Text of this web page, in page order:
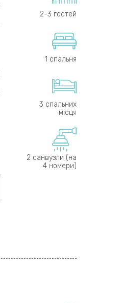
2-3 гостей
1 спальня
3 спальних
місця
2 санвузли (на
4 номери)